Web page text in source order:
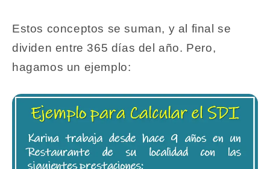
Estos conceptos se suman, y al final se
dividen entre 365 días del año. Pero,
hagamos un ejemplo: